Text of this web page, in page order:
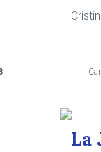
La